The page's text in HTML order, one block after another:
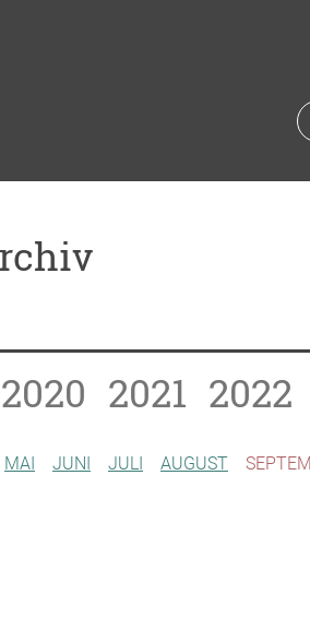
2020 2021 2022
MAI JUNI JULI AUGUST